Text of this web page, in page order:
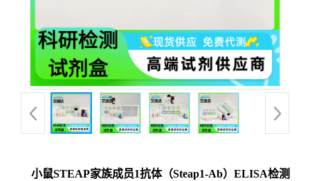
小鼠STEAP家族成员1抗体（Steap1-Ab）ELISA检测